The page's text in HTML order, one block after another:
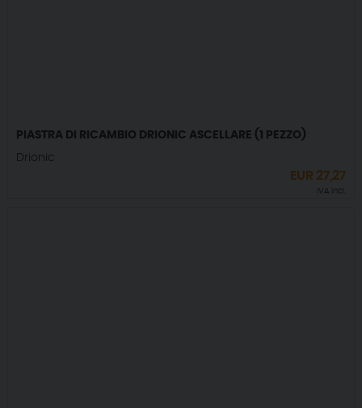
PIASTRA DI RICAMBIO DRIONIC ASCELLARE (1 PEZZO)
Drionic
EUR 27,27
IVA incl.